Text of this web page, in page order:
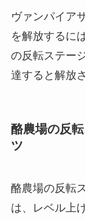
ヴァンパイア
を解放するには
の反転ステー
達すると解放
酪農場の反
ツ
酪農場の反転
は、レベル上